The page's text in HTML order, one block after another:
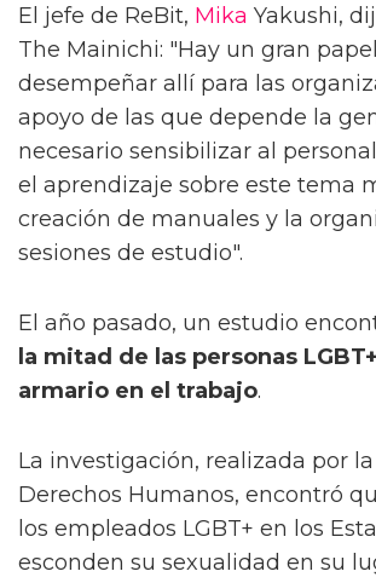
El jefe de ReBit, Mika Yakushi,
The Mainichi: "Hay un gran
desempeñar allí para las
apoyo de las que depende la
necesario sensibilizar al
el aprendizaje sobre este tema
creación de manuales y la
sesiones de estudio".
El año pasado, un estudio
la mitad de las personas
armario en el trabajo.
La investigación, realizada por
Derechos Humanos, encontró
los empleados LGBT+ en los
esconden su sexualidad en su